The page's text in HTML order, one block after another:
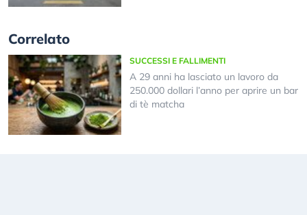
Correlato
SUCCESSI E FALLIMENTI
A 29 anni ha lasciato un lavoro da
250.000 dollari l’anno per aprire un bar
di tè matcha